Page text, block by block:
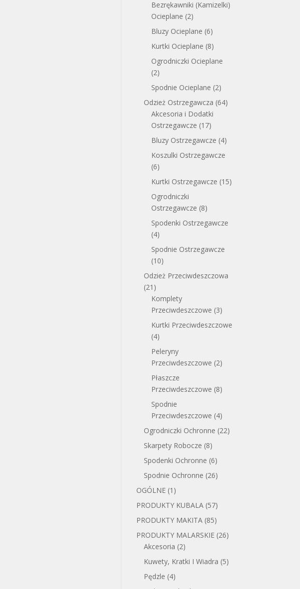
Bezrękawniki (Kamizelki)
Ocieplane (2)
Bluzy Ocieplane (6)
Kurtki Ocieplane (8)
Ogrodniczki Ocieplane
(2)
Spodnie Ocieplane (2)
Odzież Ostrzegawcza (64)
Akcesoria i Dodatki
Ostrzegawcze (17)
Bluzy Ostrzegawcze (4)
Koszulki Ostrzegawcze
(6)
Kurtki Ostrzegawcze (15)
Ogrodniczki
Ostrzegawcze (8)
Spodenki Ostrzegawcze
(4)
Spodnie Ostrzegawcze
(10)
Odzież Przeciwdeszczowa
(21)
Komplety
Przeciwdeszczowe (3)
Kurtki Przeciwdeszczowe
(4)
Peleryny
Przeciwdeszczowe (2)
Płaszcze
Przeciwdeszczowe (8)
Spodnie
Przeciwdeszczowe (4)
Ogrodniczki Ochronne (22)
Skarpety Robocze (8)
Spodenki Ochronne (6)
Spodnie Ochronne (26)
OGÓLNE (1)
PRODUKTY KUBALA (57)
PRODUKTY MAKITA (85)
PRODUKTY MALARSKIE (26)
Akcesoria (2)
Kuwety, Kratki I Wiadra (5)
Pędzle (4)